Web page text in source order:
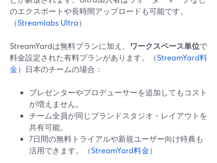
のエクスポートや長時間アップロードも可能です。
（Streamlabs Ultra）
StreamYardは無料プランに加え、 ワークスペース単位で
料金設定された有料プランがあります。（StreamYard料
金）日本のチームの場合：
プレゼンターやプロデューサーを追加してもコスト
が増えません。
チーム全員が同じブランドスタジオ・レイアウトを
共有可能。
7日間の無料トライアルや新規ユーザー向け特典も
活用できます。（StreamYard料金）